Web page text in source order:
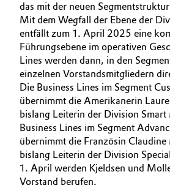
das mit der neuen
Mit dem Wegfall der Ebene der
entfällt zum 1. April 2025 eine
Führungsebene im operativen
Lines werden dann, in den
einzelnen Vorstandsmitgliedern
Die Business Lines im Segment
übernimmt die Amerikanerin
bislang Leiterin der Division
Business Lines im Segment
übernimmt die Französin
bislang Leiterin der Division
1. April werden Kjeldsen und
Vorstand berufen.